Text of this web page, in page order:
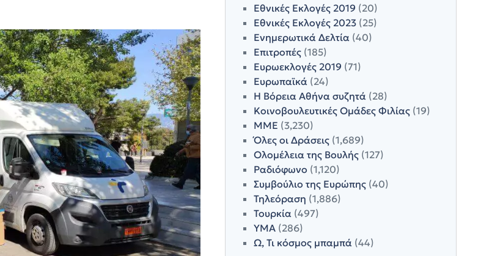
Εθνικές Εκλογές 2019 (20)
Εθνικές Εκλογές 2023(25)
Ενημερωτικά Δελτία(40)
Επιτροπές(185)
Ευρωεκλογές 2019 (71)
Ευρωπαϊκά(24)
Η Βόρεια Αθήνα συζητά(28)
Κοινοβουλευτικές Ομάδες Φιλίας(19)
ΜΜΕ (3,230)
Όλες οι Δράσεις(1,689)
Ολομέλεια της Βουλής(127)
Ραδιόφωνο (1,120)
Συμβούλιο της Ευρώπης(40)
Τηλεόραση (1,886)
Τουρκία(497)
ΥΜΑ(286)
Ω, Τι κόσμος μπαμπά(44)